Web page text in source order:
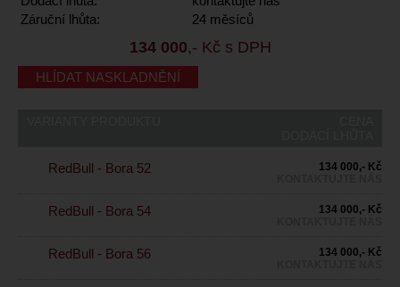
Záruční lhůta:
24 měsíců
134 000,- Kč s DPH
HLÍDAT NASKLADNĚNÍ
RedBull - Bora 52
134 000,- Kč
RedBull - Bora 54
134 000,- Kč
RedBull - Bora 56
134 000,- Kč